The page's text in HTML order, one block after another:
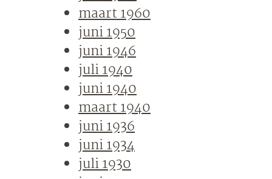
maart 1960
juni 1950
juni 1946
juli 1940
juni 1940
maart 1940
juni 1936
juni 1934
juli 1930